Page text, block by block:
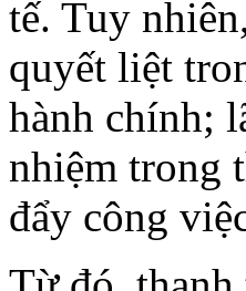
tế. Tuy
quyết liệt
hành chính;
nhiệm trong
đẩy công